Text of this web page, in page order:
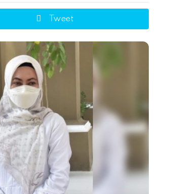
Tweet